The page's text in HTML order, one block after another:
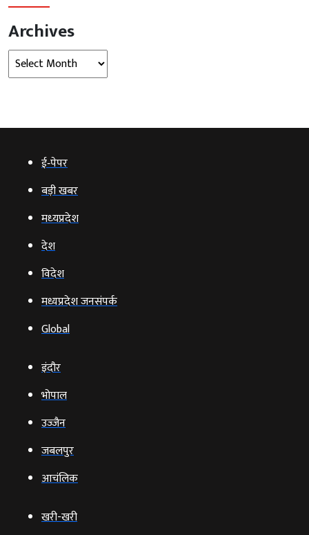
Archives
Archives
ई‑पेपर
बड़ी खबर
मध्‍यप्रदेश
देश
विदेश
मध्यप्रदेश जनसंपर्क
Global
इंदौर
भोपाल
उज्‍जैन
जबलपुर
आचंलिक
खरी-खरी